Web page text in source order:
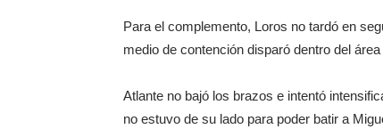
Para el complemento, Loros no tardó en
medio de contención disparó dentro del
Atlante no bajó los brazos e intentó
no estuvo de su lado para poder batir a